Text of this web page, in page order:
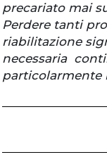
precariato mai
Perdere tanti
riabilitazione
necessaria
particolarmente